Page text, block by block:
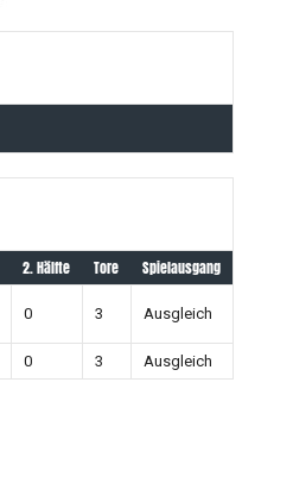
2. Hälfte Tore Spielausgang
0 3 Ausgleich
0 3 Ausgleich